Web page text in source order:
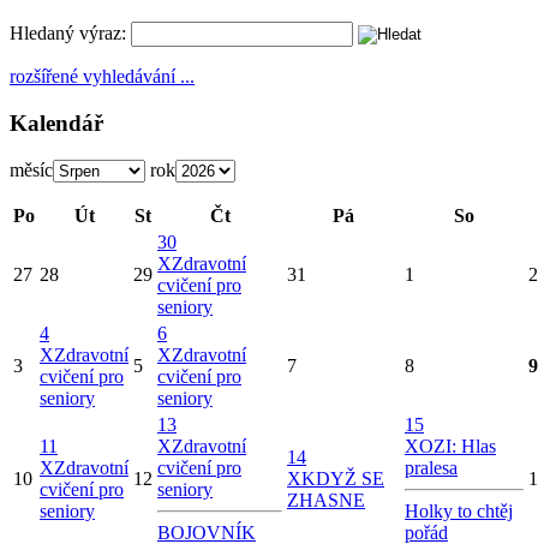
Hledaný výraz:
rozšířené vyhledávání ...
Kalendář
měsíc rok
Po Út St Čt Pá So
27 28 29
30
XZdravotní
cvičení pro
seniory
31 1 2
3
4
XZdravotní
cvičení pro
seniory
5
6
XZdravotní
cvičení pro
seniory
7 8 9
10
11
XZdravotní
cvičení pro
seniory
12
13
XZdravotní
cvičení pro
seniory
BOJOVNÍK
14
XKDYŽ SE
ZHASNE
15
XOZI: Hlas
pralesa
Holky to chtěj
pořád